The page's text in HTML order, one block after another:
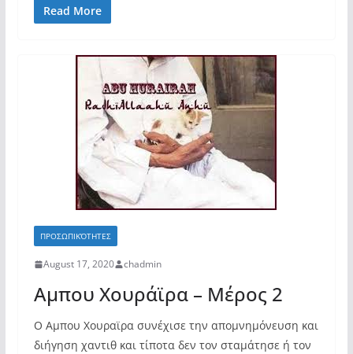
Read More
ΠΡΟΣΩΠΙΚΌΤΗΤΕΣ
August 17, 2020 chadmin
Αμπου Χουράϊρα – Μέρος 2
Ο Αμπου Χουραϊρα συνέχισε την απομνημόνευση και
διήγηση χαντιθ και τίποτα δεν τον σταμάτησε ή τον